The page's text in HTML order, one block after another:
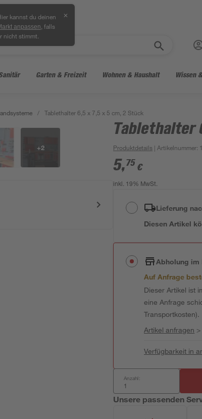
kannst du deinen
anpassen , falls
nicht stimmt.
✕
Garten & Freizeit Wohnen & Haushalt Wissen
/ Tablethalter 6,5 x 7,5 x 5 cm, 2 Stück
+2
Tablethalter
Produktdetails | Artikelnummer:
5,75 €
inkl. 19% MwSt.
Lieferung
Diesen Artikel
Abholung im
Auf Anfrage
Dieser Artikel ist
eine Anfrage
Transportkosten).
Artikel anfragen >
Verfügbarkeit in
Anzahl:
Unsere passenden